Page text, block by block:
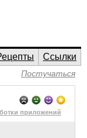
Ссылки
Постучаться
приложений